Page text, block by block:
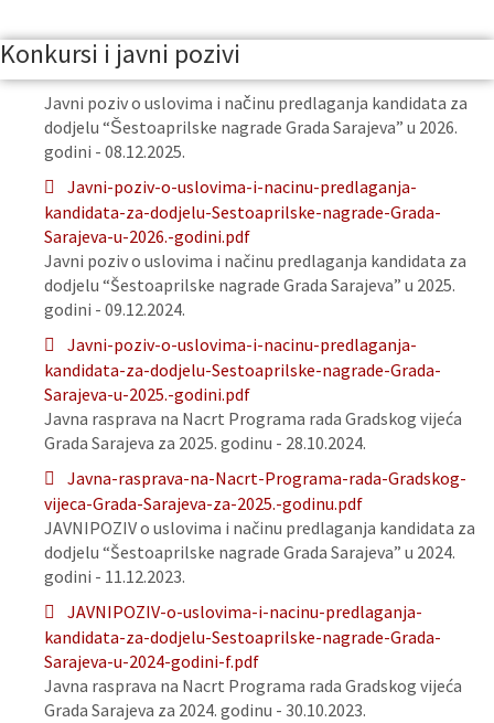
Konkursi i javni pozivi
Javni poziv o uslovima i načinu predlaganja kandidata za
dodjelu “Šestoaprilske nagrade Grada Sarajeva” u 2026.
godini - 08.12.2025.
Javni-poziv-o-uslovima-i-nacinu-predlaganja-
kandidata-za-dodjelu-Sestoaprilske-nagrade-Grada-
Sarajeva-u-2026.-godini.pdf
Javni poziv o uslovima i načinu predlaganja kandidata za
dodjelu “Šestoaprilske nagrade Grada Sarajeva” u 2025.
godini - 09.12.2024.
Javni-poziv-o-uslovima-i-nacinu-predlaganja-
kandidata-za-dodjelu-Sestoaprilske-nagrade-Grada-
Sarajeva-u-2025.-godini.pdf
Javna rasprava na Nacrt Programa rada Gradskog vijeća
Grada Sarajeva za 2025. godinu - 28.10.2024.
Javna-rasprava-na-Nacrt-Programa-rada-Gradskog-
vijeca-Grada-Sarajeva-za-2025.-godinu.pdf
JAVNIPOZIV o uslovima i načinu predlaganja kandidata za
dodjelu “Šestoaprilske nagrade Grada Sarajeva” u 2024.
godini - 11.12.2023.
JAVNIPOZIV-o-uslovima-i-nacinu-predlaganja-
kandidata-za-dodjelu-Sestoaprilske-nagrade-Grada-
Sarajeva-u-2024-godini-f.pdf
Javna rasprava na Nacrt Programa rada Gradskog vijeća
Grada Sarajeva za 2024. godinu - 30.10.2023.